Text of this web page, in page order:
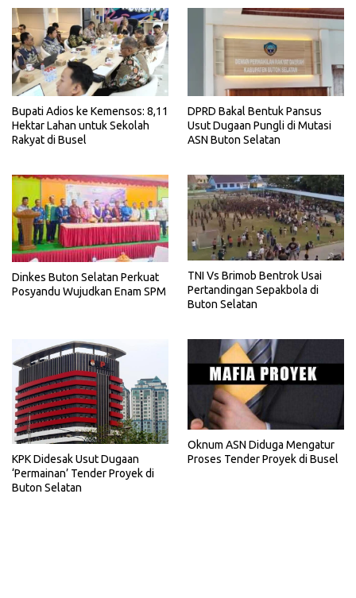
Bupati Adios ke Kemensos: 8,11
Hektar Lahan untuk Sekolah
Rakyat di Busel
DPRD Bakal Bentuk Pansus
Usut Dugaan Pungli di Mutasi
ASN Buton Selatan
Dinkes Buton Selatan Perkuat
Posyandu Wujudkan Enam SPM
TNI Vs Brimob Bentrok Usai
Pertandingan Sepakbola di
Buton Selatan
KPK Didesak Usut Dugaan
‘Permainan’ Tender Proyek di
Buton Selatan
Oknum ASN Diduga Mengatur
Proses Tender Proyek di Busel